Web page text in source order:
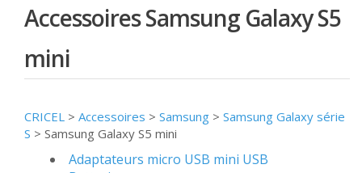
Accessoires Samsung Galaxy S5
mini
CRICEL > Accessoires > Samsung > Samsung Galaxy série
S > Samsung Galaxy S5 mini
Adaptateurs micro USB mini USB